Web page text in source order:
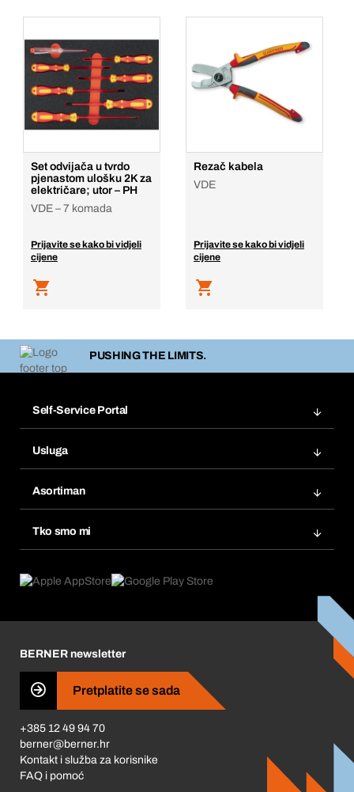
Set odvijača u tvrdo
pjenastom ulošku 2K za
električare; utor – PH
VDE – 7 komada
Prijavite se kako bi vidjeli
cijene
Rezač kabela
VDE
Prijavite se kako bi vidjeli
cijene
PUSHING THE LIMITS.
Self-Service Portal
Popisi želja
Ponovno naručivanje
Pretplate
Usluga
Tražitelji proizvoda
Asortiman
Tko smo mi
Što nas pokreće
Business Conduct
BERNER newsletter
Pretplatite se sada
+385 12 49 94 70
berner@berner.hr
Kontakt i služba za korisnike
FAQ i pomoć